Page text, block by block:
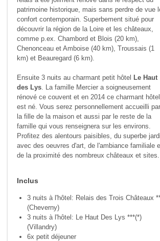
patrimoine historique, mais sans perdre de vue
confort contemporain. Superbement situé pour
découvrir la région de la Loire et les châteaux,
comme p.ex. Chambord et Blois (20 km),
Chenonceau et Amboise (40 km), Troussais (1
km) et Beauregard (6 km).
Ensuite 3 nuits au charmant petit hôtel Le Haut
des Lys. La famille Mercier a soigneusement
rénové ce couvent et en 2014 ce charmant hôtel
est né. Vous serez personnellement accueilli par
la fille de la maison et aussi par le reste de la
famille qui vous renseignera sur les environs.
Profitez des alentours paisibles, du superbe
avec des oeuvres d'art, de l'ambiance familiale
de la proximité des nombreux châteaux et sites.
Inclus
3 nuits à l'hôtel: Relais des Trois Châteaux
(Cheverny)
3 nuits à l'hôtel: Le Haut Des Lys ***(*)
(Villandry)
6x petit déjeuner